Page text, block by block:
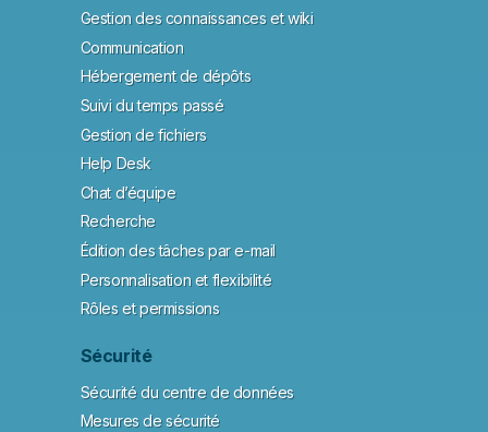
Gestion des connaissances et wiki
Communication
Hébergement de dépôts
Suivi du temps passé
Gestion de fichiers
Help Desk
Chat d’équipe
Recherche
Édition des tâches par e-mail
Personnalisation et flexibilité
Rôles et permissions
Sécurité
Sécurité du centre de données
Mesures de sécurité